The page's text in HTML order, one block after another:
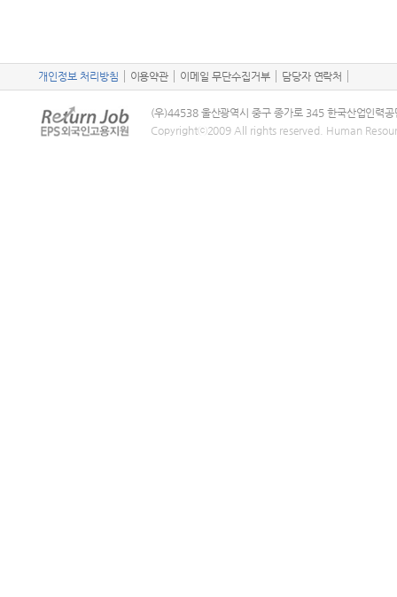
개인정보 처리방침 이용약관 이메일 무단수집거부 담당자 연락처
(우)44538 울산광역시 중구 종가로 345 한국산업인력공
Copyrightⓒ2009 All rights reserved. Human